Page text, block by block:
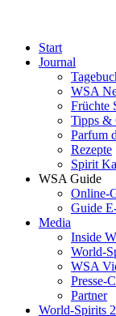
Start
Journal
WSA
Früchte
Tipps &
Parfum
Rezepte
Spirit
WSA Guide
Online-
Guide
Media
Inside
World-
WSA
Presse-
Partner
World-Spirits